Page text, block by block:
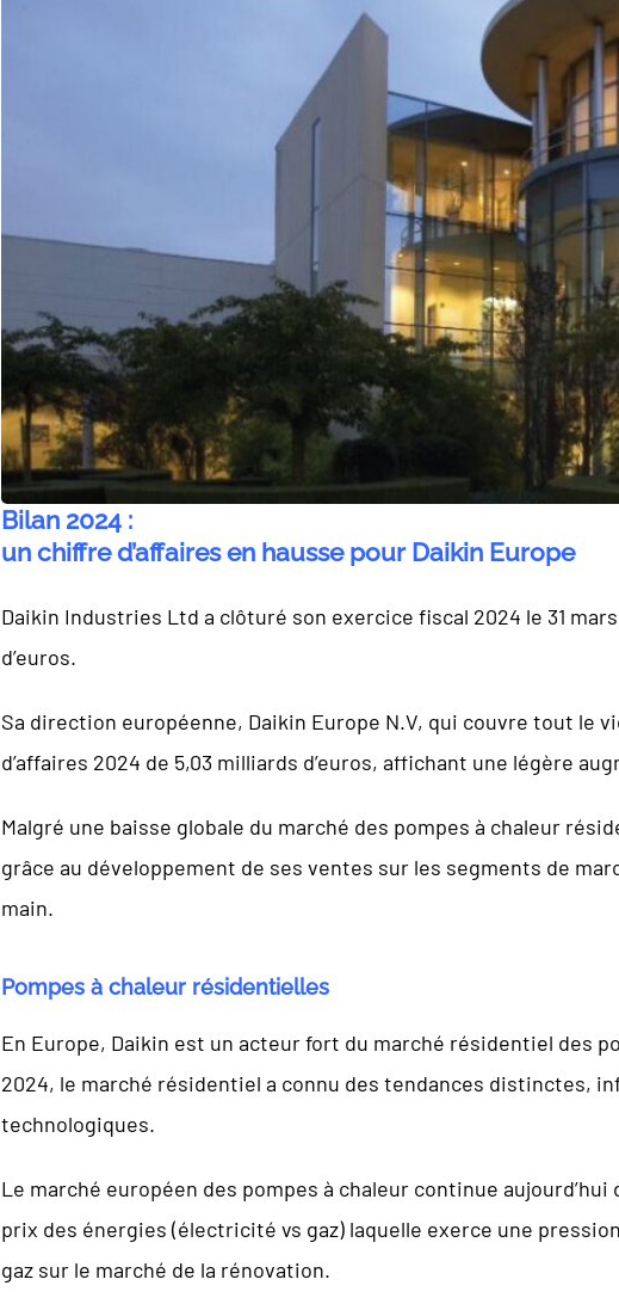
Bilan 2024 :
un chiffre d’affaires en hausse pour Daikin Europe
Daikin Industries Ltd a clôturé son exercice fiscal 2024 le 31
d’euros.
Sa direction européenne, Daikin Europe N.V, qui couvre tout le
d’affaires 2024 de 5,03 milliards d’euros, affichant une légère
Malgré une baisse globale du marché des pompes à chaleur
grâce au développement de ses ventes sur les segments de
main.
Pompes à chaleur résidentielles
En Europe, Daikin est un acteur fort du marché résidentiel des
2024, le marché résidentiel a connu des tendances distinctes,
technologiques.
Le marché européen des pompes à chaleur continue
prix des énergies (électricité vs gaz) laquelle exerce une
gaz sur le marché de la rénovation.